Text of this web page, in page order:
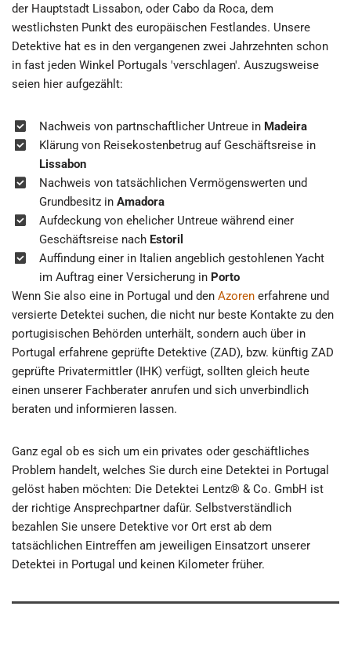
der Hauptstadt Lissabon, oder Cabo da Roca, dem
westlichsten Punkt des europäischen Festlandes. Unsere
Detektive hat es in den vergangenen zwei Jahrzehnten schon
in fast jeden Winkel Portugals 'verschlagen'. Auszugsweise
seien hier aufgezählt:
Nachweis von partnschaftlicher Untreue in Madeira
Klärung von Reisekostenbetrug auf Geschäftsreise in
Lissabon
Nachweis von tatsächlichen Vermögenswerten und
Grundbesitz in Amadora
Aufdeckung von ehelicher Untreue während einer
Geschäftsreise nach Estoril
Auffindung einer in Italien angeblich gestohlenen Yacht
im Auftrag einer Versicherung in Porto
Wenn Sie also eine in Portugal und den Azoren erfahrene und
versierte Detektei suchen, die nicht nur beste Kontakte zu den
portugisischen Behörden unterhält, sondern auch über in
Portugal erfahrene geprüfte Detektive (ZAD), bzw. künftig ZAD
geprüfte Privatermittler (IHK) verfügt, sollten gleich heute
einen unserer Fachberater anrufen und sich unverbindlich
beraten und informieren lassen.
Ganz egal ob es sich um ein privates oder geschäftliches
Problem handelt, welches Sie durch eine Detektei in Portugal
gelöst haben möchten: Die Detektei Lentz® & Co. GmbH ist
der richtige Ansprechpartner dafür. Selbstverständlich
bezahlen Sie unsere Detektive vor Ort erst ab dem
tatsächlichen Eintreffen am jeweiligen Einsatzort unserer
Detektei in Portugal und keinen Kilometer früher.